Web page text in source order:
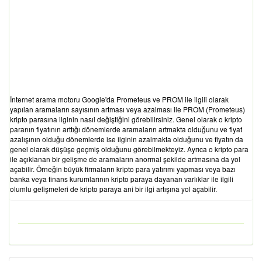
İnternet arama motoru Google'da Prometeus ve PROM ile ilgili olarak
yapılan aramaların sayısının artması veya azalması ile PROM (Prometeus)
kripto parasına ilginin nasıl değiştiğini görebilirsiniz. Genel olarak o kripto
paranın fiyatının arttığı dönemlerde aramaların artmakta olduğunu ve fiyat
azalışının olduğu dönemlerde ise ilginin azalmakta olduğunu ve fiyatın da
genel olarak düşüşe geçmiş olduğunu görebilmekteyiz. Ayrıca o kripto para
ile açıklanan bir gelişme de aramaların anormal şekilde artmasına da yol
açabilir. Örneğin büyük firmaların kripto para yatırımı yapması veya bazı
banka veya finans kurumlarının kripto paraya dayanan varlıklar ile ilgili
olumlu gelişmeleri de kripto paraya ani bir ilgi artışına yol açabilir.